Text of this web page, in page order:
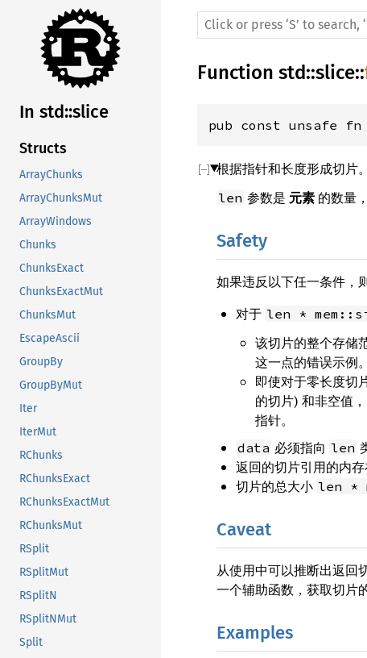
In std::slice
Structs
ArrayChunks
ArrayChunksMut
ArrayWindows
Chunks
ChunksExact
ChunksExactMut
ChunksMut
EscapeAscii
GroupBy
GroupByMut
Iter
IterMut
RChunks
RChunksExact
RChunksExactMut
RChunksMut
RSplit
RSplitMut
RSplitN
RSplitNMut
Split
Function std::slice::
pub const unsafe
根据指针和长度形成切片。
len 参数是 元素 的数量
Safety
如果违反以下任一条件，
对于 len *
该切片的整个存储
这一点的错误示例。
即使对于零长度切
的切片) 和非空值
指针。
data 必须指向 len
返回的切片引用的内
切片的总大小 len *
Caveat
从使用中可以推断出返回
一个辅助函数，获取切片
Examples